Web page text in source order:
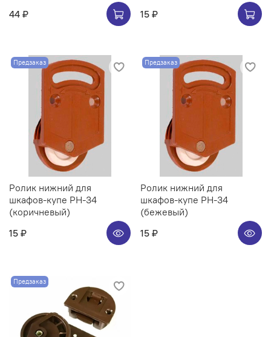
44 ₽
15 ₽
Предзаказ
Ролик нижний для
шкафов-купе РН-34
(коричневый)
15 ₽
Предзаказ
Ролик нижний для
шкафов-купе РН-34
(бежевый)
15 ₽
Предзаказ